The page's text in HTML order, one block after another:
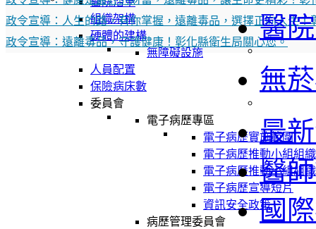
政令宣導：人生的路，有你掌握，遠離毒品，選擇正向人生！
政令宣導：遠離毒品，守護健康！彰化縣衛生局關心您。
組織架構
硬體的建構
無障礙設施
人員配置
保險病床數
委員會
電子病歷專區
電子病歷實施範圍
電子病歷推動小組組
電子病歷推動小組組
電子病歷宣導短片
資訊安全政策
病歷管理委員會
醫
無
最
醫
國